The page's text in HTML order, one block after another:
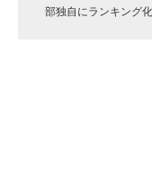
部独自にランキング